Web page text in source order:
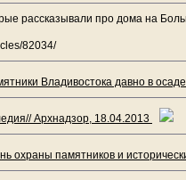
рассказывали про дома на
82034/
Владивостока давно в
Архнадзор, 18.04.2013
охраны памятников и